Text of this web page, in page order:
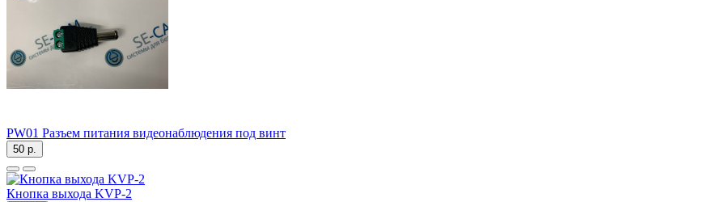
PW01 Разъем питания видеонаблюдения под винт
50 р.
Кнопка выхода KVP-2